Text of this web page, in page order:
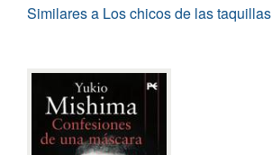
Similares a Los chicos de las taquillas